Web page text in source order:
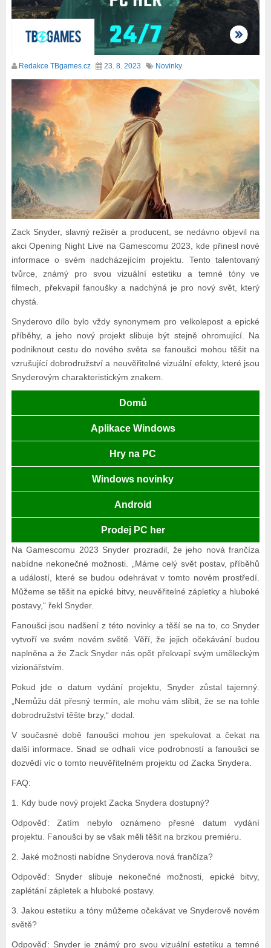
Redakce TBgames.cz 23. 8. 2023 Novinky
Zack Snyder, slavný režisér a producent, se nedávno objevil na
akci Opening Night Live na Gamescomu 2023, kde přinesl nové
informace o svém nadcházejícím projektu. Tento talentovaný
tvůrce, známý pro svou vizuální estetiku a temné tóny ve
filmech, překvapil fanoušky a nadchýná je pro nový svět, který
chystá.
Snyderovo dílo bylo vždy synonymem pro velkolepost a epické
příběhy, a jeho nový projekt slibuje být stejně ohromující. Na
podniknout cestu do nového světa se fanoušci mohou těšit na
vzrušující dobrodružství a neuvěřitelné vizuální efekty, které jsou
Snyderovým charakteristickým znakem.
Domů
Aplikace Windows
Hry na PC
Windows novinky
Android
Prodej PC her
Na Gamescomu 2023 Snyder prozradil, že jeho nová frančíza
nabídne nekonečné možnosti. „Máme celý svět postav, příběhů
a událostí, které se budou odehrávat v tomto novém prostředí.
Můžeme se těšit na epické bitvy, neuvěřitelné zápletky a hluboké
postavy,“ řekl Snyder.
Fanoušci jsou nadšení z této novinky a těší se na to, co Snyder
vytvoří ve svém novém světě. Věří, že jejich očekávání budou
naplněna a že Zack Snyder nás opět překvapí svým uměleckým
vizionářstvím.
Pokud jde o datum vydání projektu, Snyder zůstal tajemný.
„Nemůžu dát přesný termín, ale mohu vám slíbit, že se na tohle
dobrodružství těšte brzy,“ dodal.
V současné době fanoušci mohou jen spekulovat a čekat na
další informace. Snad se odhalí více podrobností a fanoušci se
dozvědí víc o tomto neuvěřitelném projektu od Zacka Snydera.
FAQ:
1. Kdy bude nový projekt Zacka Snydera dostupný?
Odpověď: Zatím nebylo oznámeno přesné datum vydání
projektu. Fanoušci by se však měli těšit na brzkou premiéru.
2. Jaké možnosti nabídne Snyderova nová frančíza?
Odpověď: Snyder slibuje nekonečné možnosti, epické bitvy,
zaplétání zápletek a hluboké postavy.
3. Jakou estetiku a tóny můžeme očekávat ve Snyderově novém
světě?
Odpověď: Snyder je známý pro svou vizuální estetiku a temné